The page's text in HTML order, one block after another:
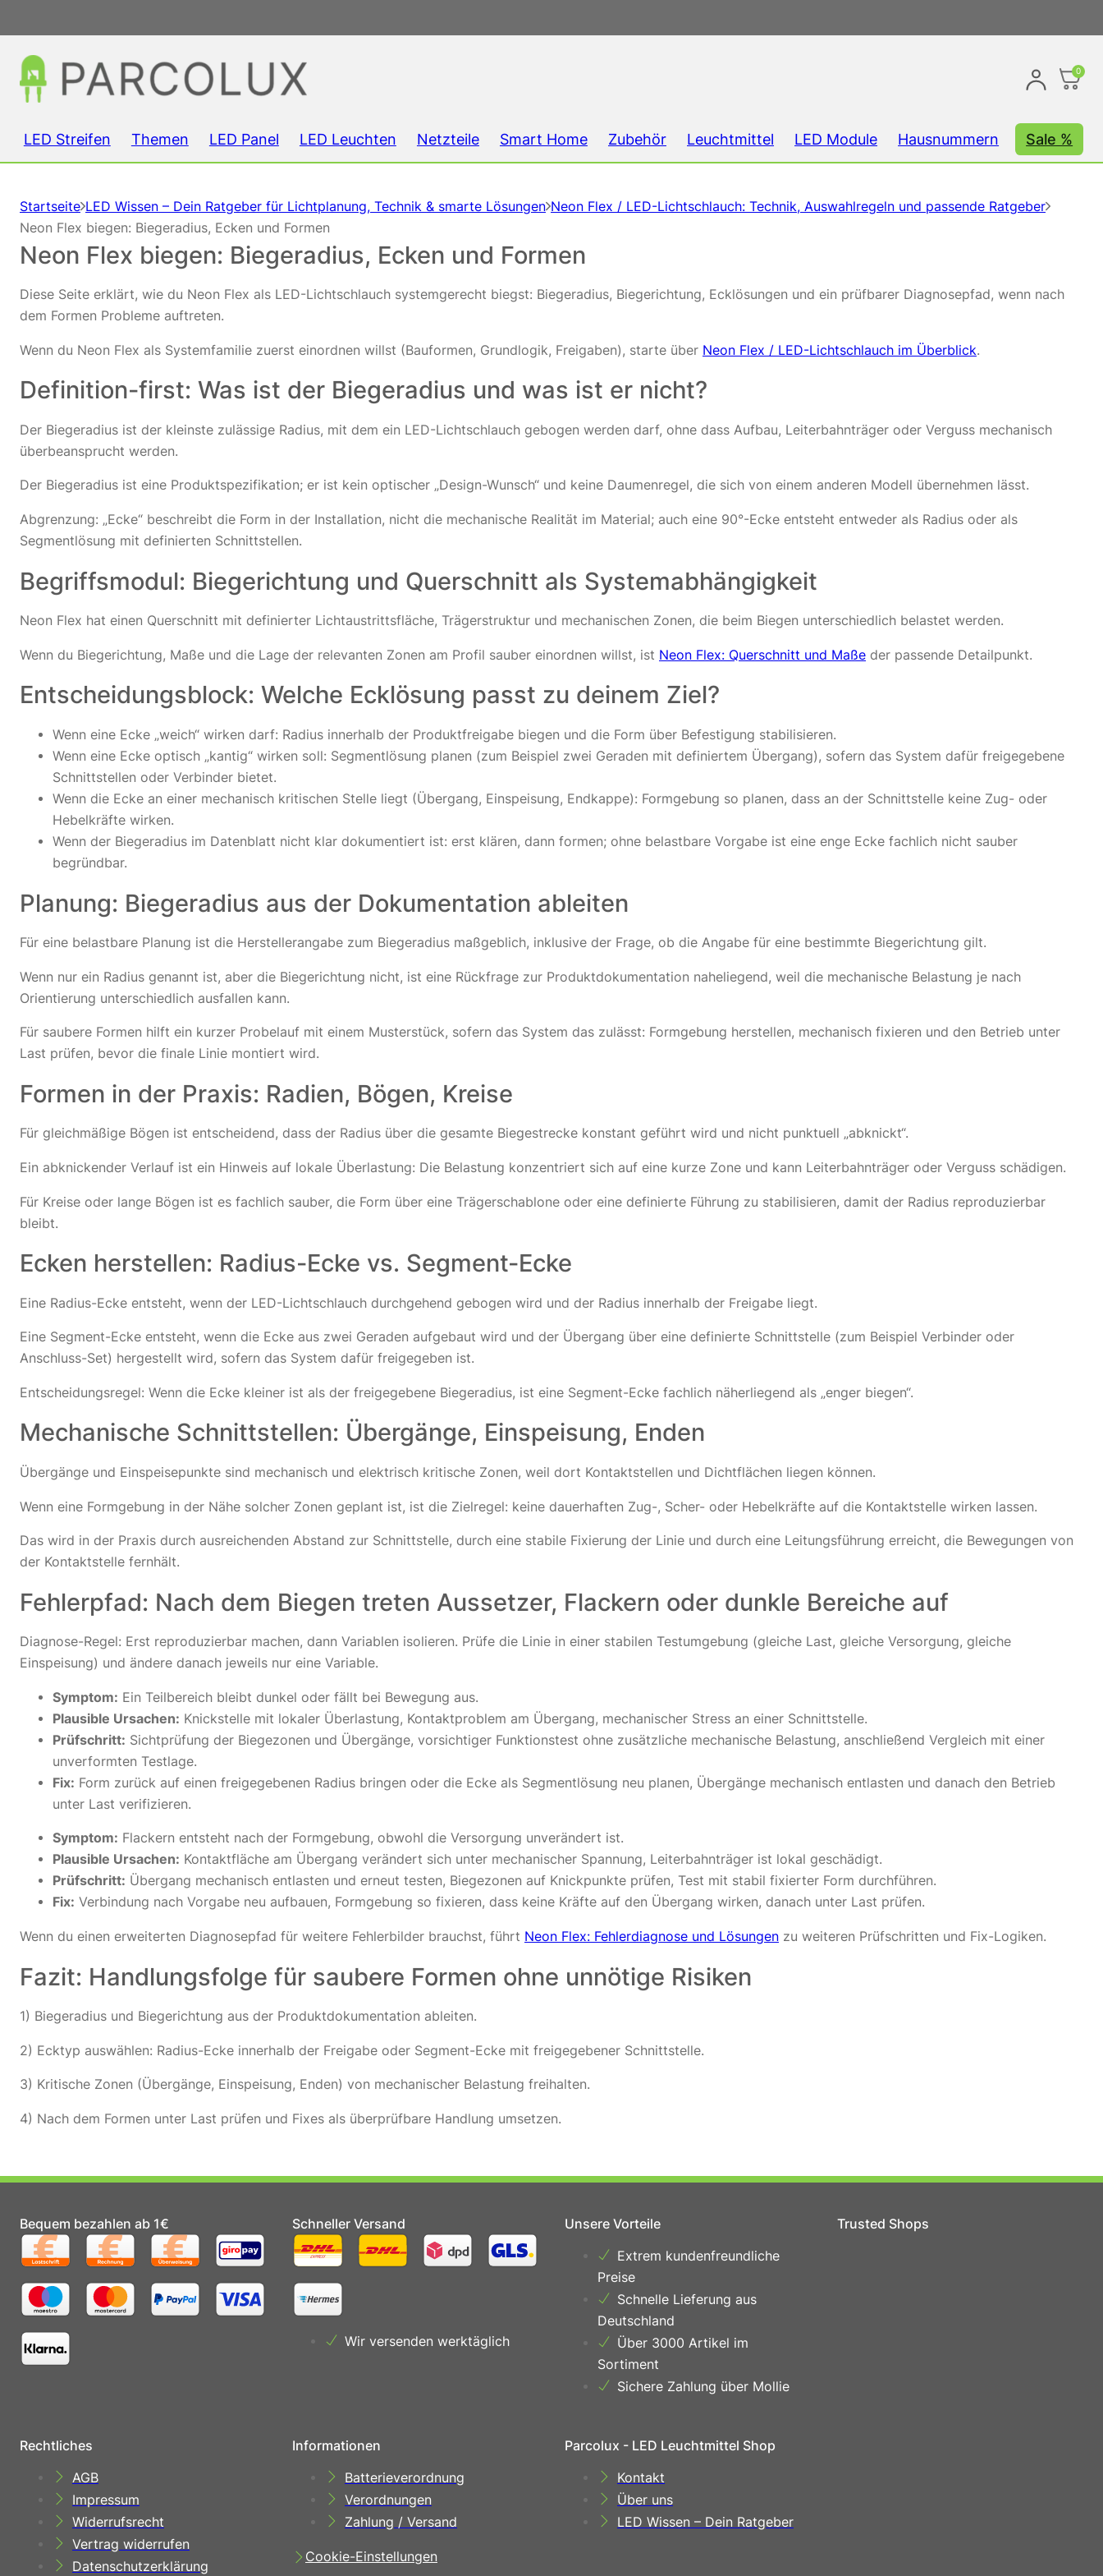
0
LED Streifen Themen LED Panel LED Leuchten Netzteile Smart Home Zubehör Leuchtmittel LED Module Hausnummern Sale %
Startseite LED Wissen – Dein Ratgeber für Lichtplanung, Technik & smarte Lösungen Neon Flex / LED-Lichtschlauch: Technik, Auswahlregeln und passende Ratgeber
Neon Flex biegen: Biegeradius, Ecken und Formen
Neon Flex biegen: Biegeradius, Ecken und Formen
Diese Seite erklärt, wie du Neon Flex als LED-Lichtschlauch systemgerecht biegst: Biegeradius, Biegerichtung, Ecklösungen und ein prüfbarer Diagnosepfad, wenn nach
dem Formen Probleme auftreten.
Wenn du Neon Flex als Systemfamilie zuerst einordnen willst (Bauformen, Grundlogik, Freigaben), starte über Neon Flex / LED-Lichtschlauch im Überblick.
Definition-first: Was ist der Biegeradius und was ist er nicht?
Der Biegeradius ist der kleinste zulässige Radius, mit dem ein LED-Lichtschlauch gebogen werden darf, ohne dass Aufbau, Leiterbahnträger oder Verguss mechanisch
überbeansprucht werden.
Der Biegeradius ist eine Produktspezifikation; er ist kein optischer „Design-Wunsch“ und keine Daumenregel, die sich von einem anderen Modell übernehmen lässt.
Abgrenzung: „Ecke“ beschreibt die Form in der Installation, nicht die mechanische Realität im Material; auch eine 90°-Ecke entsteht entweder als Radius oder als
Segmentlösung mit definierten Schnittstellen.
Begriffsmodul: Biegerichtung und Querschnitt als Systemabhängigkeit
Neon Flex hat einen Querschnitt mit definierter Lichtaustrittsfläche, Trägerstruktur und mechanischen Zonen, die beim Biegen unterschiedlich belastet werden.
Wenn du Biegerichtung, Maße und die Lage der relevanten Zonen am Profil sauber einordnen willst, ist Neon Flex: Querschnitt und Maße der passende Detailpunkt.
Entscheidungsblock: Welche Ecklösung passt zu deinem Ziel?
Wenn eine Ecke „weich“ wirken darf: Radius innerhalb der Produktfreigabe biegen und die Form über Befestigung stabilisieren.
Wenn eine Ecke optisch „kantig“ wirken soll: Segmentlösung planen (zum Beispiel zwei Geraden mit definiertem Übergang), sofern das System dafür freigegebene
Schnittstellen oder Verbinder bietet.
Wenn die Ecke an einer mechanisch kritischen Stelle liegt (Übergang, Einspeisung, Endkappe): Formgebung so planen, dass an der Schnittstelle keine Zug- oder
Hebelkräfte wirken.
Wenn der Biegeradius im Datenblatt nicht klar dokumentiert ist: erst klären, dann formen; ohne belastbare Vorgabe ist eine enge Ecke fachlich nicht sauber
begründbar.
Planung: Biegeradius aus der Dokumentation ableiten
Für eine belastbare Planung ist die Herstellerangabe zum Biegeradius maßgeblich, inklusive der Frage, ob die Angabe für eine bestimmte Biegerichtung gilt.
Wenn nur ein Radius genannt ist, aber die Biegerichtung nicht, ist eine Rückfrage zur Produktdokumentation naheliegend, weil die mechanische Belastung je nach
Orientierung unterschiedlich ausfallen kann.
Für saubere Formen hilft ein kurzer Probelauf mit einem Musterstück, sofern das System das zulässt: Formgebung herstellen, mechanisch fixieren und den Betrieb unter
Last prüfen, bevor die finale Linie montiert wird.
Formen in der Praxis: Radien, Bögen, Kreise
Für gleichmäßige Bögen ist entscheidend, dass der Radius über die gesamte Biegestrecke konstant geführt wird und nicht punktuell „abknickt“.
Ein abknickender Verlauf ist ein Hinweis auf lokale Überlastung: Die Belastung konzentriert sich auf eine kurze Zone und kann Leiterbahnträger oder Verguss schädigen.
Für Kreise oder lange Bögen ist es fachlich sauber, die Form über eine Trägerschablone oder eine definierte Führung zu stabilisieren, damit der Radius reproduzierbar
bleibt.
Ecken herstellen: Radius-Ecke vs. Segment-Ecke
Eine Radius-Ecke entsteht, wenn der LED-Lichtschlauch durchgehend gebogen wird und der Radius innerhalb der Freigabe liegt.
Eine Segment-Ecke entsteht, wenn die Ecke aus zwei Geraden aufgebaut wird und der Übergang über eine definierte Schnittstelle (zum Beispiel Verbinder oder
Anschluss-Set) hergestellt wird, sofern das System dafür freigegeben ist.
Entscheidungsregel: Wenn die Ecke kleiner ist als der freigegebene Biegeradius, ist eine Segment-Ecke fachlich näherliegend als „enger biegen“.
Mechanische Schnittstellen: Übergänge, Einspeisung, Enden
Übergänge und Einspeisepunkte sind mechanisch und elektrisch kritische Zonen, weil dort Kontaktstellen und Dichtflächen liegen können.
Wenn eine Formgebung in der Nähe solcher Zonen geplant ist, ist die Zielregel: keine dauerhaften Zug-, Scher- oder Hebelkräfte auf die Kontaktstelle wirken lassen.
Das wird in der Praxis durch ausreichenden Abstand zur Schnittstelle, durch eine stabile Fixierung der Linie und durch eine Leitungsführung erreicht, die Bewegungen von
der Kontaktstelle fernhält.
Fehlerpfad: Nach dem Biegen treten Aussetzer, Flackern oder dunkle Bereiche auf
Diagnose-Regel: Erst reproduzierbar machen, dann Variablen isolieren. Prüfe die Linie in einer stabilen Testumgebung (gleiche Last, gleiche Versorgung, gleiche
Einspeisung) und ändere danach jeweils nur eine Variable.
Symptom: Ein Teilbereich bleibt dunkel oder fällt bei Bewegung aus.
Plausible Ursachen: Knickstelle mit lokaler Überlastung, Kontaktproblem am Übergang, mechanischer Stress an einer Schnittstelle.
Prüfschritt: Sichtprüfung der Biegezonen und Übergänge, vorsichtiger Funktionstest ohne zusätzliche mechanische Belastung, anschließend Vergleich mit einer
unverformten Testlage.
Fix: Form zurück auf einen freigegebenen Radius bringen oder die Ecke als Segmentlösung neu planen, Übergänge mechanisch entlasten und danach den Betrieb
unter Last verifizieren.
Symptom: Flackern entsteht nach der Formgebung, obwohl die Versorgung unverändert ist.
Plausible Ursachen: Kontaktfläche am Übergang verändert sich unter mechanischer Spannung, Leiterbahnträger ist lokal geschädigt.
Prüfschritt: Übergang mechanisch entlasten und erneut testen, Biegezonen auf Knickpunkte prüfen, Test mit stabil fixierter Form durchführen.
Fix: Verbindung nach Vorgabe neu aufbauen, Formgebung so fixieren, dass keine Kräfte auf den Übergang wirken, danach unter Last prüfen.
Wenn du einen erweiterten Diagnosepfad für weitere Fehlerbilder brauchst, führt Neon Flex: Fehlerdiagnose und Lösungen zu weiteren Prüfschritten und Fix-Logiken.
Fazit: Handlungsfolge für saubere Formen ohne unnötige Risiken
1) Biegeradius und Biegerichtung aus der Produktdokumentation ableiten.
2) Ecktyp auswählen: Radius-Ecke innerhalb der Freigabe oder Segment-Ecke mit freigegebener Schnittstelle.
3) Kritische Zonen (Übergänge, Einspeisung, Enden) von mechanischer Belastung freihalten.
4) Nach dem Formen unter Last prüfen und Fixes als überprüfbare Handlung umsetzen.
Bequem bezahlen ab 1€ Schneller Versand
Wir versenden werktäglich
Unsere Vorteile
Extrem kundenfreundliche
Preise
Schnelle Lieferung aus
Deutschland
Über 3000 Artikel im
Sortiment
Sichere Zahlung über Mollie
Trusted Shops
Rechtliches
AGB
Impressum
Widerrufsrecht
Vertrag widerrufen
Datenschutzerklärung
Informationen
Batterieverordnung
Verordnungen
Zahlung / Versand
Cookie-Einstellungen
Parcolux - LED Leuchtmittel Shop
Kontakt
Über uns
LED Wissen – Dein Ratgeber